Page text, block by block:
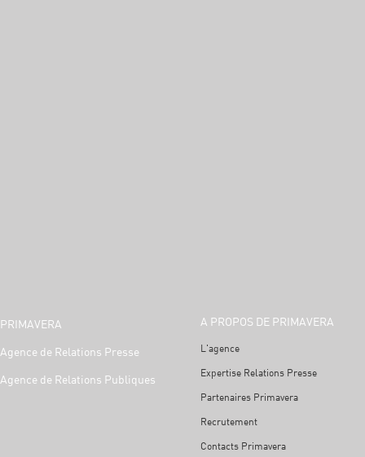
PRIMAVERA
Agence de Relations Presse
Agence de Relations Publiques
A PROPOS DE PRIMAVERA
L'agence
Expertise Relations Presse
Partenaires Primavera
Recrutement
Contacts Primavera